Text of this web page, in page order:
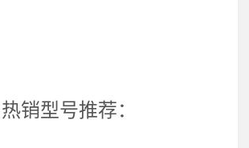
热销型号推荐：